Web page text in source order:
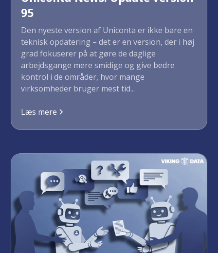
95
Den nyeste version af Uniconta er ikke bare en
teknisk opdatering – det er en version, der i høj
grad fokuserer på at gøre de daglige
arbejdsgange mere smidige og give bedre
kontrol i de områder, hvor mange
virksomheder bruger mest tid...
Læs mere